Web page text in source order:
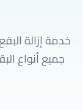
خدمة إزالة
جميع أنواع